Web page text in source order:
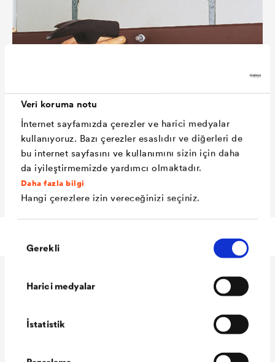
Veri koruma notu
İnternet sayfamızda çerezler ve harici medyalar
kullanıyoruz. Bazı çerezler esaslıdır ve diğerleri de
bu internet sayfasını ve kullanımını sizin için daha
da iyileştirmemizde yardımcı olmaktadır.
Daha fazla bilgi
Hangi çerezlere izin vereceğinizi seçiniz.
Seçimi
Gerekli
Harici medyalar
İstatistik
Teknik veriler
Teknik veriler